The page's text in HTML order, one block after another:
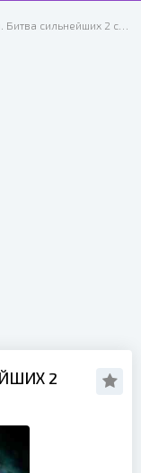
сильнейших 2 сезон 20 выпуск
2